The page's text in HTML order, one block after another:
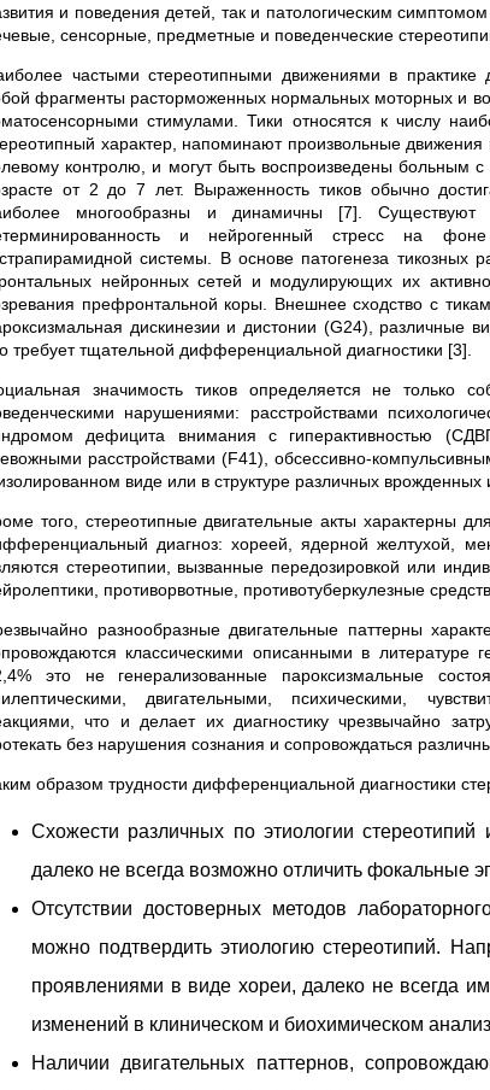
и поведения детей, так и патологическим
сенсорные, предметные и поведенческие
частыми стереотипными движениями в практике
фрагменты расторможенных нормальных моторных и
стимулами. Тики относятся к числу
характер, напоминают произвольные
контролю, и могут быть воспроизведены больным
от 2 до 7 лет. Выраженность тиков обычно
многообразны и динамичны [7]. Существуют
и нейрогенный стресс на фоне
системы. В основе патогенеза тикозных
нейронных сетей и модулирующих их
префронтальной коры. Внешнее сходство с
дискинезии и дистонии (G24), различные
требует тщательной дифференциальной диагностики [3].
значимость тиков определяется не только
нарушениями: расстройствами
дефицита внимания с гиперактивностью
расстройствами (F41), обсессивно-
виде или в структуре различных
того, стереотипные двигательные акты характерны
диагноз: хореей, ядерной желтухой,
стереотипии, вызванные передозировкой или
противорвотные, противотуберкулезные
разнообразные двигательные паттерны
классическими описанными в литературе
это не генерализованные пароксизмальные
двигательными, психическими,
что и делает их диагностику чрезвычайно
без нарушения сознания и сопровождаться
образом трудности дифференциальной диагностики
Схожести различных по этиологии
далеко не всегда возможно отличить фокальные
Отсутствии достоверных методов
можно подтвердить этиологию стереотипий.
проявлениями в виде хореи, далеко не всегда
изменений в клиническом и биохимическом
Наличии двигательных паттернов,